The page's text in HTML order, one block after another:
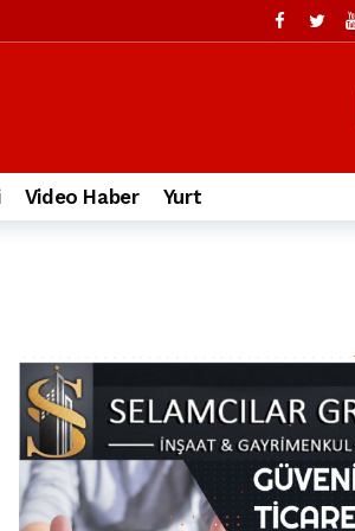
Video Haber Yurt